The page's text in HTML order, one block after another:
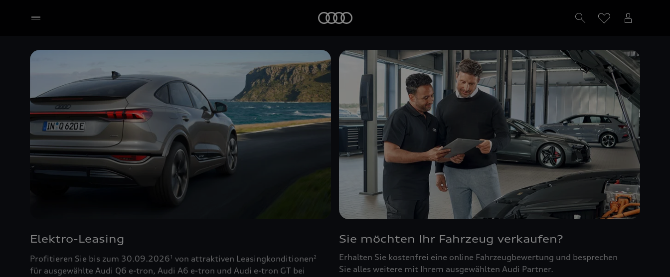
Elektro-Leasing
Profitieren Sie bis zum 30.09.20261 von attraktiven Leasingkonditionen2
für ausgewählte Audi Q6 e-tron, Audi A6 e-tron und Audi e-tron GT bei
Sie möchten Ihr Fahrzeug verkaufen?
Erhalten Sie kostenfrei eine online Fahrzeugbewertung und besprechen
Sie alles weitere mit Ihrem ausgewählten Audi Partner.